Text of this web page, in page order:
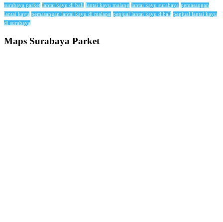
surabaya parket lantai kayu di bali lantai kayu malang lantai kayu surabaya pemasangan
lantai kayu pemasangan lantai kayu di malang penjual lantai kayu dibali penjual lantai kayu
di surabaya
Maps Surabaya Parket